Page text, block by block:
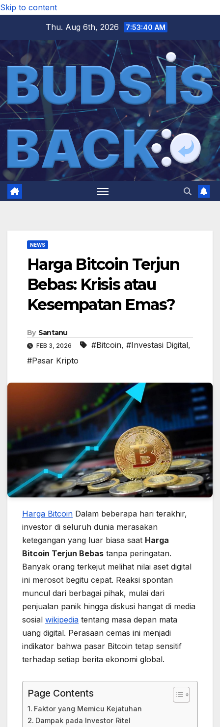
Skip to content
Thu. Aug 6th, 2026
7:53:41 AM
NEWS
Harga Bitcoin Terjun
Bebas: Krisis atau
Kesempatan Emas?
By Santanu
FEB 3, 2026 #Bitcoin, #Investasi Digital,
#Pasar Kripto
Harga Bitcoin Dalam beberapa hari terakhir,
investor di seluruh dunia merasakan
ketegangan yang luar biasa saat Harga
Bitcoin Terjun Bebas tanpa peringatan.
Banyak orang terkejut melihat nilai aset digital
ini merosot begitu cepat. Reaksi spontan
muncul dari berbagai pihak, mulai dari
penjualan panik hingga diskusi hangat di media
sosial wikipedia tentang masa depan mata
uang digital. Perasaan cemas ini menjadi
indikator bahwa pasar Bitcoin tetap sensitif
terhadap setiap berita ekonomi global.
Page Contents
Faktor yang Memicu Kejatuhan
Dampak pada Investor Ritel